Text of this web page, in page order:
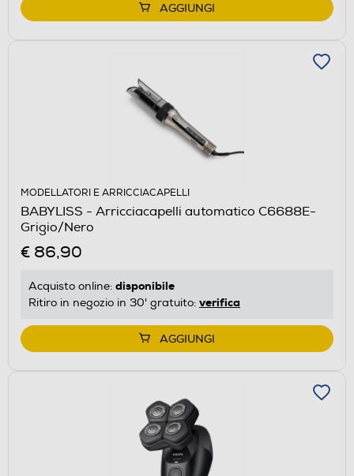
AGGIUNGI
MODELLATORI E ARRICCIACAPELLI
BABYLISS - Arricciacapelli automatico C6688E-
Grigio/Nero
€ 86,90
Acquisto online: disponibile
Ritiro in negozio in 30' gratuito: verifica
AGGIUNGI